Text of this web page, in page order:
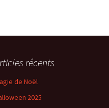
récents
de Noël
2025